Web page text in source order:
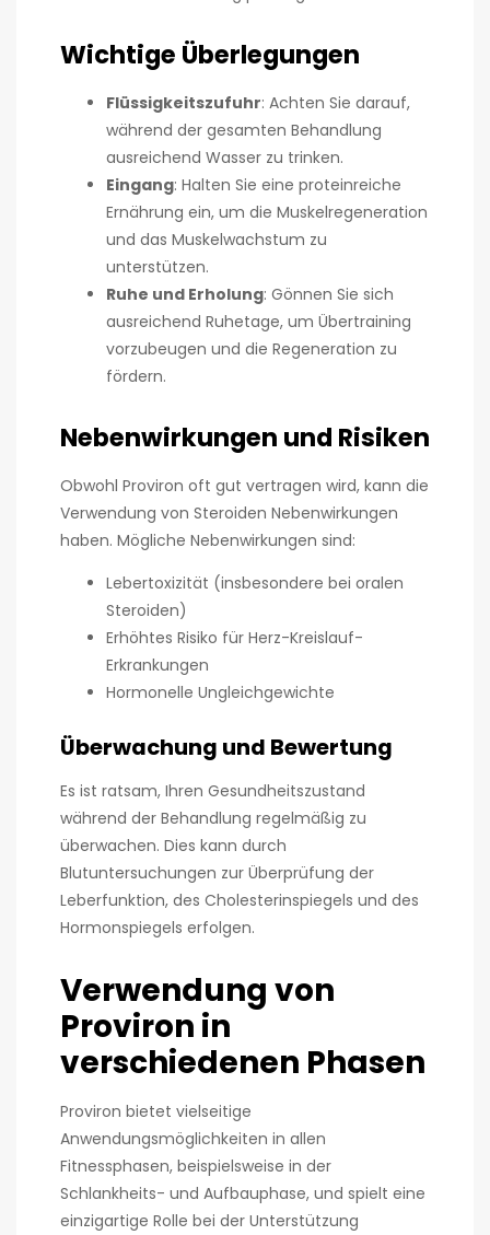
Wichtige Überlegungen
Flüssigkeitszufuhr: Achten Sie darauf,
während der gesamten Behandlung
ausreichend Wasser zu trinken.
Eingang: Halten Sie eine proteinreiche
Ernährung ein, um die Muskelregeneration
und das Muskelwachstum zu
unterstützen.
Ruhe und Erholung: Gönnen Sie sich
ausreichend Ruhetage, um Übertraining
vorzubeugen und die Regeneration zu
fördern.
Nebenwirkungen und Risiken
Obwohl Proviron oft gut vertragen wird, kann die
Verwendung von Steroiden Nebenwirkungen
haben. Mögliche Nebenwirkungen sind:
Lebertoxizität (insbesondere bei oralen
Steroiden)
Erhöhtes Risiko für Herz-Kreislauf-
Erkrankungen
Hormonelle Ungleichgewichte
Überwachung und Bewertung
Es ist ratsam, Ihren Gesundheitszustand
während der Behandlung regelmäßig zu
überwachen. Dies kann durch
Blutuntersuchungen zur Überprüfung der
Leberfunktion, des Cholesterinspiegels und des
Hormonspiegels erfolgen.
Verwendung von
Proviron in
verschiedenen Phasen
Proviron bietet vielseitige
Anwendungsmöglichkeiten in allen
Fitnessphasen, beispielsweise in der
Schlankheits- und Aufbauphase, und spielt eine
einzigartige Rolle bei der Unterstützung